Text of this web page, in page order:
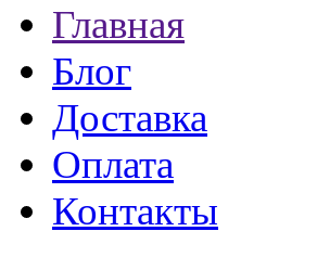
Главная
Блог
Доставка
Оплата
Контакты